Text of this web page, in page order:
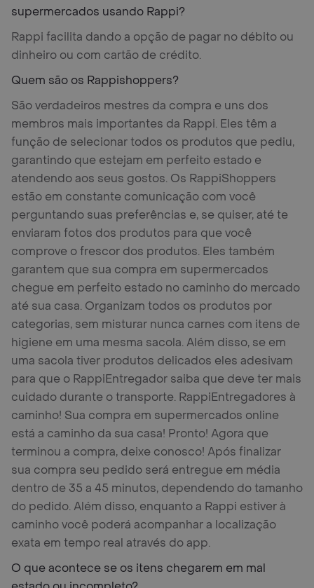
supermercados usando Rappi?
Rappi facilita dando a opção de pagar no débito ou
dinheiro ou com cartão de crédito.
Quem são os Rappishoppers?
São verdadeiros mestres da compra e uns dos
membros mais importantes da Rappi. Eles têm a
função de selecionar todos os produtos que pediu,
garantindo que estejam em perfeito estado e
atendendo aos seus gostos. Os RappiShoppers
estão em constante comunicação com você
perguntando suas preferências e, se quiser, até te
enviaram fotos dos produtos para que você
comprove o frescor dos produtos. Eles também
garantem que sua compra em supermercados
chegue em perfeito estado no caminho do mercado
até sua casa. Organizam todos os produtos por
categorias, sem misturar nunca carnes com itens de
higiene em uma mesma sacola. Além disso, se em
uma sacola tiver produtos delicados eles adesivam
para que o RappiEntregador saiba que deve ter mais
cuidado durante o transporte. RappiEntregadores à
caminho! Sua compra em supermercados online
está a caminho da sua casa! Pronto! Agora que
terminou a compra, deixe conosco! Após finalizar
sua compra seu pedido será entregue em média
dentro de 35 a 45 minutos, dependendo do tamanho
do pedido. Além disso, enquanto a Rappi estiver à
caminho você poderá acompanhar a localização
exata em tempo real através do app.
O que acontece se os itens chegarem em mal